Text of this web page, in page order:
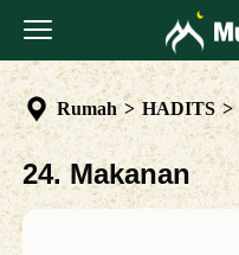
Rumah > HADITS >
24. Makanan